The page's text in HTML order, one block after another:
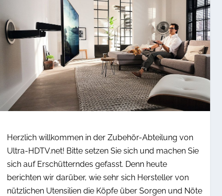
Herzlich willkommen in der Zubehör-Abteilung von
Ultra-HDTV.net! Bitte setzen Sie sich und machen Sie
sich auf Erschütterndes gefasst. Denn heute
berichten wir darüber, wie sehr sich Hersteller von
nützlichen Utensilien die Köpfe über Sorgen und Nöte